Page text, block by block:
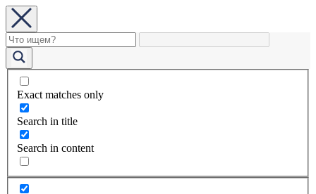
Exact matches only
Search in title
Search in content